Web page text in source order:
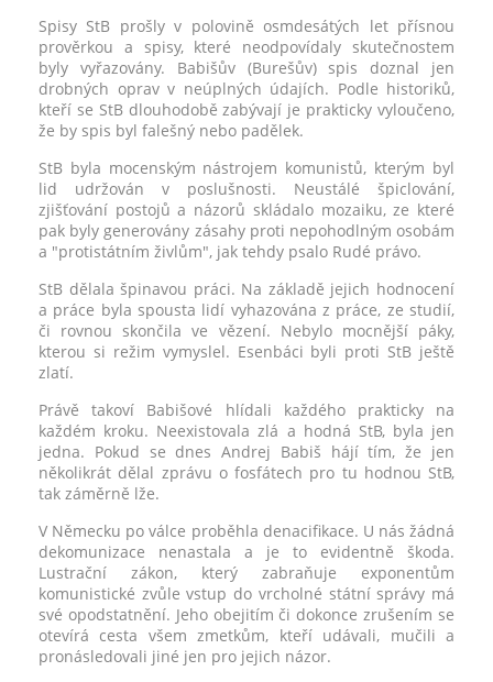
Spisy StB prošly v polovině osmdesátých let přísnou
prověrkou a spisy, které neodpovídaly skutečnostem
byly vyřazovány. Babišův (Burešův) spis doznal jen
drobných oprav v neúplných údajích. Podle historiků,
kteří se StB dlouhodobě zabývají je prakticky vyloučeno,
že by spis byl falešný nebo padělek.
StB byla mocenským nástrojem komunistů, kterým byl
lid udržován v poslušnosti. Neustálé špiclování,
zjišťování postojů a názorů skládalo mozaiku, ze které
pak byly generovány zásahy proti nepohodlným osobám
a "protistátním živlům", jak tehdy psalo Rudé právo.
StB dělala špinavou práci. Na základě jejich hodnocení
a práce byla spousta lidí vyhazována z práce, ze studií,
či rovnou skončila ve vězení. Nebylo mocnější páky,
kterou si režim vymyslel. Esenbáci byli proti StB ještě
zlatí.
Právě takoví Babišové hlídali každého prakticky na
každém kroku. Neexistovala zlá a hodná StB, byla jen
jedna. Pokud se dnes Andrej Babiš hájí tím, že jen
několikrát dělal zprávu o fosfátech pro tu hodnou StB,
tak záměrně lže.
V Německu po válce proběhla denacifikace. U nás žádná
dekomunizace nenastala a je to evidentně škoda.
Lustrační zákon, který zabraňuje exponentům
komunistické zvůle vstup do vrcholné státní správy má
své opodstatnění. Jeho obejitím či dokonce zrušením se
otevírá cesta všem zmetkům, kteří udávali, mučili a
pronásledovali jiné jen pro jejich názor.